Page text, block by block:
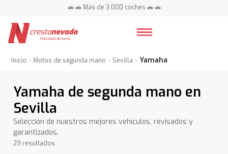
📍 Centros en toda España ⭐
📍 Centros en toda España ⭐
Inicio Motos de segunda mano Sevilla Yamaha
Yamaha de segunda mano en
Sevilla
Selección de nuestros mejores vehículos, revisados y
garantizados.
29 resultados